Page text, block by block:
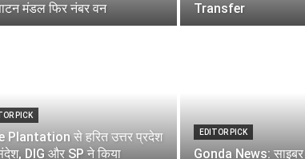
मंडल फिर नंबर वन
Transfer
PICK
Plantation से हरित उत्तर प्रदेश
DIG और SP ने किया
EDITOR PICK
Gonda News: साइबर